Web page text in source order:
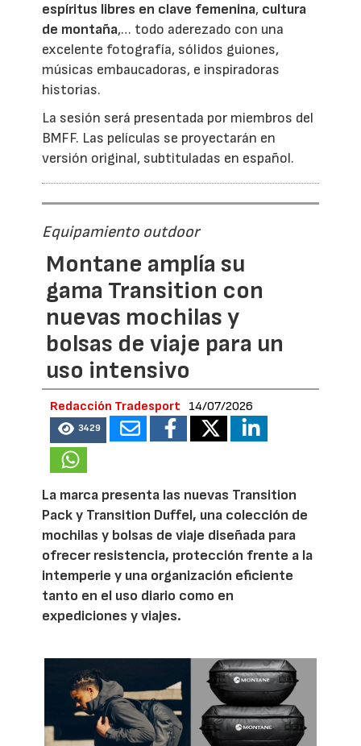
espíritus libres en clave femenina, cultura
de montaña,… todo aderezado con una
excelente fotografía, sólidos guiones,
músicas embaucadoras, e inspiradoras
historias.
La sesión será presentada por miembros del
BMFF. Las películas se proyectarán en
versión original, subtituladas en español.
Equipamiento outdoor
Montane amplía su
gama Transition con
nuevas mochilas y
bolsas de viaje para un
uso intensivo
Redacción Tradesport 14/07/2026
3429
La marca presenta las nuevas Transition
Pack y Transition Duffel, una colección de
mochilas y bolsas de viaje diseñada para
ofrecer resistencia, protección frente a la
intemperie y una organización eficiente
tanto en el uso diario como en
expediciones y viajes.